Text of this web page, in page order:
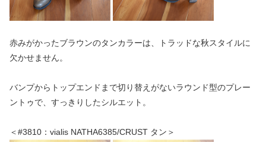
赤みがかったブラウンのタンカラーは、トラッドな秋スタイルに
欠かせません。
バンプからトップエンドまで切り替えがないラウンド型のプレー
ントゥで、すっきりしたシルエット。
＜#3810：vialis NATHA6385/CRUST タン＞